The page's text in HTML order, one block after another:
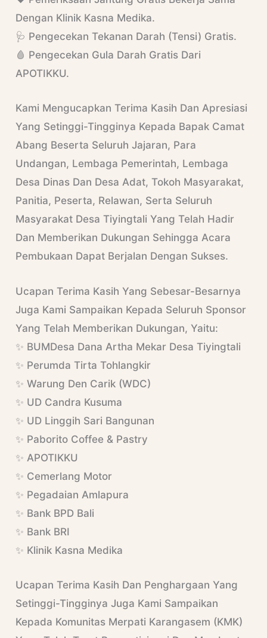
Dengan Klinik Kasna Medika.
🩺 Pengecekan Tekanan Darah (Tensi) Gratis.
🩸 Pengecekan Gula Darah Gratis Dari
APOTIKKU.
Kami Mengucapkan Terima Kasih Dan Apresiasi
Yang Setinggi-Tingginya Kepada Bapak Camat
Abang Beserta Seluruh Jajaran, Para
Undangan, Lembaga Pemerintah, Lembaga
Desa Dinas Dan Desa Adat, Tokoh Masyarakat,
Panitia, Peserta, Relawan, Serta Seluruh
Masyarakat Desa Tiyingtali Yang Telah Hadir
Dan Memberikan Dukungan Sehingga Acara
Pembukaan Dapat Berjalan Dengan Sukses.
Ucapan Terima Kasih Yang Sebesar-Besarnya
Juga Kami Sampaikan Kepada Seluruh Sponsor
Yang Telah Memberikan Dukungan, Yaitu:
✨ BUMDesa Dana Artha Mekar Desa Tiyingtali
✨ Perumda Tirta Tohlangkir
✨ Warung Den Carik (WDC)
✨ UD Candra Kusuma
✨ UD Linggih Sari Bangunan
✨ Paborito Coffee & Pastry
✨ APOTIKKU
✨ Cemerlang Motor
✨ Pegadaian Amlapura
✨ Bank BPD Bali
✨ Bank BRI
✨ Klinik Kasna Medika
Ucapan Terima Kasih Dan Penghargaan Yang
Setinggi-Tingginya Juga Kami Sampaikan
Kepada Komunitas Merpati Karangasem (KMK)